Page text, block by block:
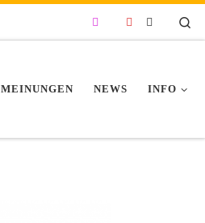
MEINUNGEN NEWS INFO